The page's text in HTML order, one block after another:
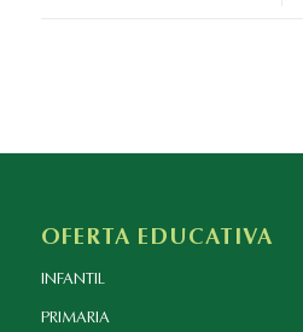
OFERTA EDUCATIVA
INFANTIL
PRIMARIA